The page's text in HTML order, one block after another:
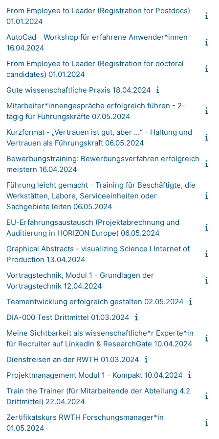
From Employee to Leader (Registration for Postdocs)
01.01.2024
AutoCad - Workshop für erfahrene Anwender*innen
16.04.2024
From Employee to Leader (Registration for doctoral
candidates) 01.01.2024
Gute wissenschaftliche Praxis 18.04.2024
Mitarbeiter*innengespräche erfolgreich führen - 2-
tägig für Führungskräfte 07.05.2024
Kurzformat - „Vertrauen ist gut, aber ...“ - Haltung und
Vertrauen als Führungskraft 06.05.2024
Bewerbungstraining: Bewerbungsverfahren erfolgreich
meistern 16.04.2024
Führung leicht gemacht - Training für Beschäftigte, die
Werkstätten, Labore, Serviceeinheiten oder
Sachgebiete leiten 06.05.2024
EU-Erfahrungsaustausch (Projektabrechnung und
Auditierung in HORIZON Europe) 06.05.2024
Graphical Abstracts - visualizing Science I Internet of
Production 13.04.2024
Vortragstechnik, Modul 1 - Grundlagen der
Vortragstechnik 12.04.2024
Teamentwicklung erfolgreich gestalten 02.05.2024
DIA-000 Test Drittmittel 01.03.2024
Meine Sichtbarkeit als wissenschaftliche*r Experte*in
für Recruiter auf LinkedIn & ResearchGate 10.04.2024
Dienstreisen an der RWTH 01.03.2024
Projektmanagement Modul 1 - Kompakt 10.04.2024
Train the Trainer (für Mitarbeitende der Abteilung 4.2
Drittmittel) 22.04.2024
Zertifikatskurs RWTH Forschungsmanager*in
01.05.2024